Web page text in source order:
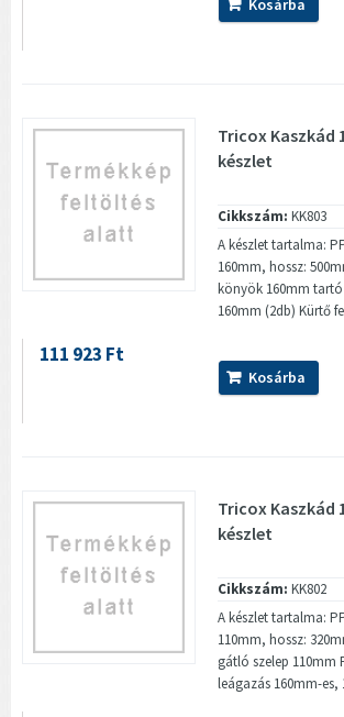
Tricox Kaszkád
készlet
Cikkszám: KK803
A készlet tartalma:
160mm, hossz:
könyök 160mm
160mm (2db) Kürtő
111 923 Ft
Kosárba
Tricox Kaszkád
készlet
Cikkszám: KK802
A készlet tartalma:
110mm, hossz:
gátló szelep 110mm
leágazás 160mm-es,